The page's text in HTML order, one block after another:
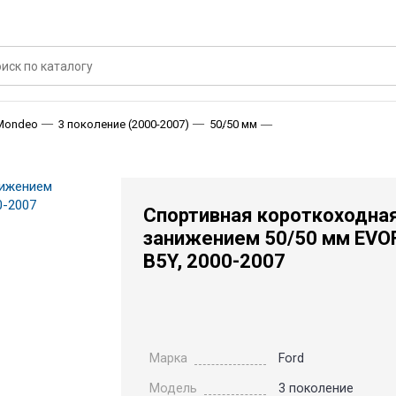
3 поколение (2000-2007) 50/50 мм
Спортивная
занижением 50/50 мм
B5Y, 2000-2007
Марка
Ford
Модель
3 поколение